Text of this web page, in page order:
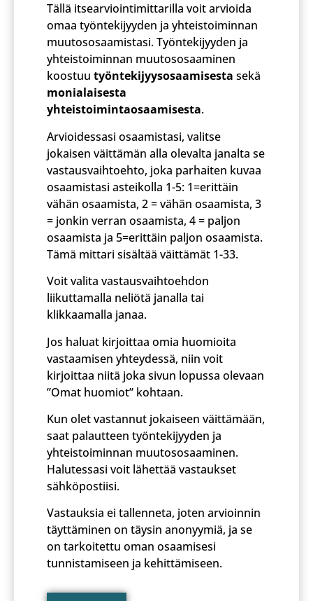
Tällä itsearviointimittarilla voit arvioida
omaa työntekijyyden ja yhteistoiminnan
muutososaamistasi. Työntekijyyden ja
yhteistoiminnan muutososaaminen
koostuu työntekijyysosaamisesta sekä
monialaisesta
yhteistoimintaosaamisesta.
Arvioidessasi osaamistasi, valitse
jokaisen väittämän alla olevalta janalta se
vastausvaihtoehto, joka parhaiten kuvaa
osaamistasi asteikolla 1-5: 1=erittäin
vähän osaamista, 2 = vähän osaamista, 3
= jonkin verran osaamista, 4 = paljon
osaamista ja 5=erittäin paljon osaamista.
Tämä mittari sisältää väittämät 1-33.
Voit valita vastausvaihtoehdon
liikuttamalla neliötä janalla tai
klikkaamalla janaa.
Jos haluat kirjoittaa omia huomioita
vastaamisen yhteydessä, niin voit
kirjoittaa niitä joka sivun lopussa olevaan
”Omat huomiot” kohtaan.
Kun olet vastannut jokaiseen väittämään,
saat palautteen työntekijyyden ja
yhteistoiminnan muutososaaminen.
Halutessasi voit lähettää vastaukset
sähköpostiisi.
Vastauksia ei tallenneta, joten arvioinnin
täyttäminen on täysin anonyymiä, ja se
on tarkoitettu oman osaamisesi
tunnistamiseen ja kehittämiseen.